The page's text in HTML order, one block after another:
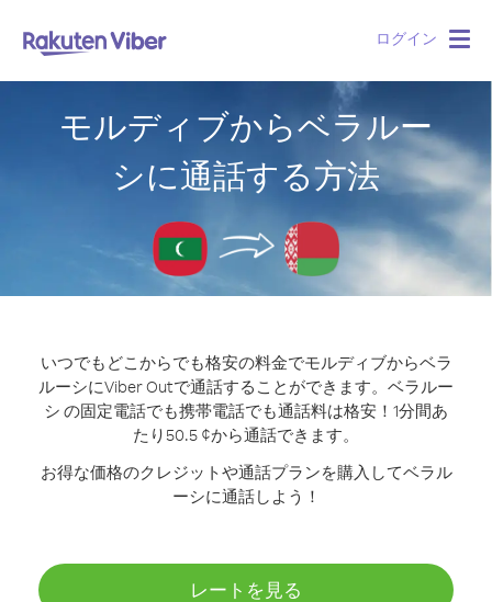
ログイン
モルディブからベラルー
シに通話する方法
いつでもどこからでも格安の料金でモルディブからベラ
ルーシにViber Outで通話することができます。 ベラルー
シ の固定電話でも携帯電話でも通話料は格安！1分間あ
たり50.5 ¢から通話できます。
お得な価格のクレジットや通話プランを購入してベラル
ーシに通話しよう！
レートを見る